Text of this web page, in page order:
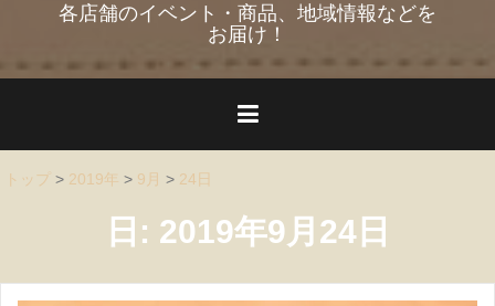
各店舗のイベント・商品、地域情報などを
お届け！
トップ > 2019年 > 9月 > 24日
日: 2019年9月24日